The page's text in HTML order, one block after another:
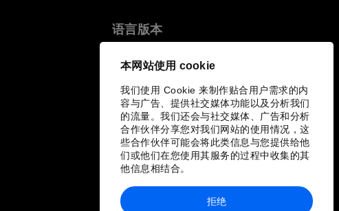
本网站使用 cookie
我们使用 Cookie 来制作贴合用户需求的内
容与广告、提供社交媒体功能以及分析我们
的流量。我们还会与社交媒体、广告和分析
合作伙伴分享您对我们网站的使用情况，这
些合作伙伴可能会将此类信息与您提供给他
们或他们在您使用其服务的过程中收集的其
他信息相结合。
拒绝
语言版本